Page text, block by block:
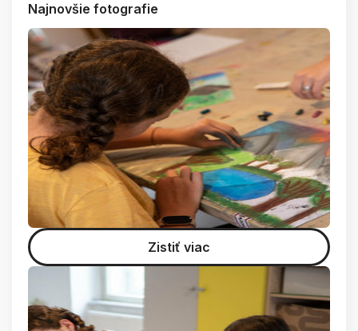
Najnovšie fotografie
Zistiť viac